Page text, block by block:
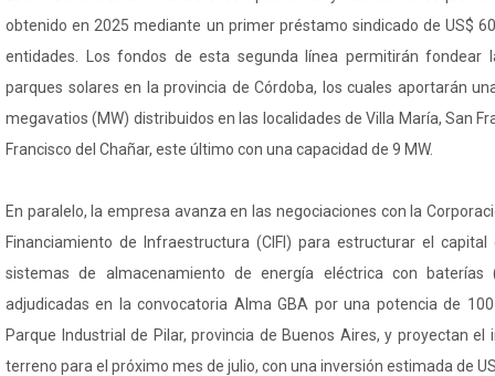
obtenido en 2025 mediante un primer préstamo sindicado de US$
entidades. Los fondos de esta segunda línea permitirán fondear
parques solares en la provincia de Córdoba, los cuales aportarán
megavatios (MW) distribuidos en las localidades de Villa María, San
Francisco del Chañar, este último con una capacidad de 9 MW.
En paralelo, la empresa avanza en las negociaciones con la
Financiamiento de Infraestructura (CIFI) para estructurar el
sistemas de almacenamiento de energía eléctrica con baterías
adjudicadas en la convocatoria Alma GBA por una potencia de
Parque Industrial de Pilar, provincia de Buenos Aires, y proyectan el
terreno para el próximo mes de julio, con una inversión estimada de